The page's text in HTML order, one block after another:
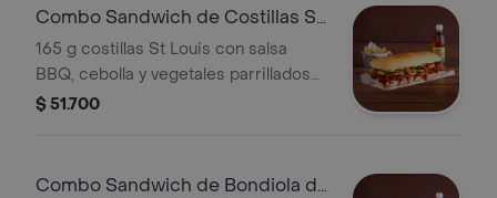
Combo Sandwich de Costillas St
Louis
165 g costillas St Louis con salsa
BBQ, cebolla y vegetales parrillados
en pan horneado acompañado de una
$ 51.700
Combo Sandwich de Bondiola de